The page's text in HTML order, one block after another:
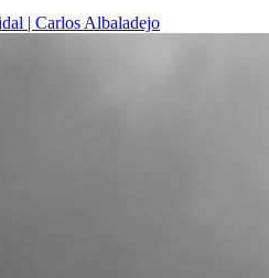
| Carlos Albaladejo